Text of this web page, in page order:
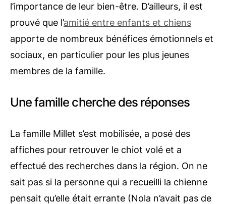
l’importance de leur bien-être. D’ailleurs, il est
prouvé que l’amitié entre enfants et chiens
apporte de nombreux bénéfices émotionnels et
sociaux, en particulier pour les plus jeunes
membres de la famille.
Une famille cherche des réponses
La famille Millet s’est mobilisée, a posé des
affiches pour retrouver le chiot volé et a
effectué des recherches dans la région. On ne
sait pas si la personne qui a recueilli la chienne
pensait qu’elle était errante (Nola n’avait pas de